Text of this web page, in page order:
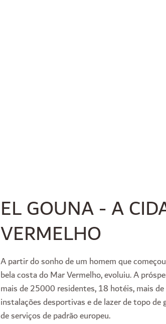
EL GOUNA - A
VERMELHO
A partir do sonho de um homem que
bela costa do Mar Vermelho, evoluiu. A
mais de 25000 residentes, 18 hotéis, mais
instalações desportivas e de lazer de topo
de serviços de padrão europeu.